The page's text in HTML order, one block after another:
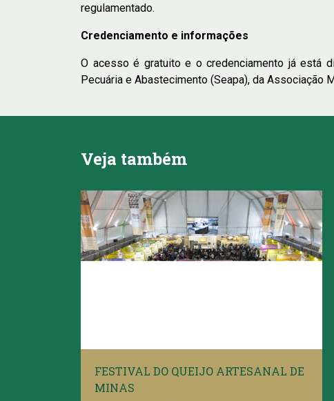
regulamentado.
Credenciamento e informações
O acesso é gratuito e o credenciamento já está
Pecuária e Abastecimento (Seapa), da Associação
Veja também
FESTIVAL DO QUEIJO ARTESANAL DE
MINAS